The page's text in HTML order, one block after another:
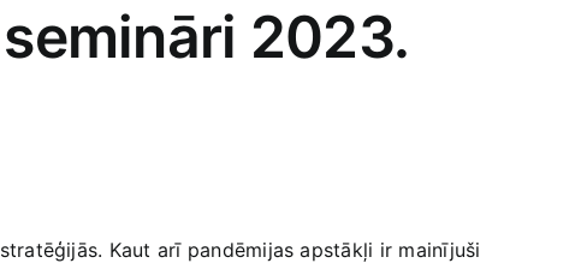
2023.
Kaut arī pandēmijas apstākļi ir mainījuši